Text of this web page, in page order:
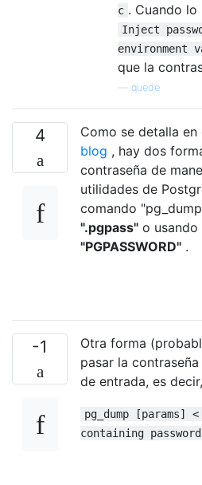
c . Cuando lo
Inject
environment
que la
quede
4 Como se detalla en
blog , hay dos
contraseña de
utilidades de
comando
".pgpass" o
"PGPASSWORD" .
-1
Otra forma
pasar la
de entrada, es
pg_dump
containing